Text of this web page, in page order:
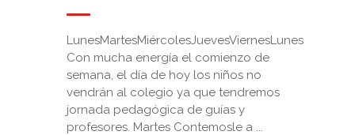
LunesMartesMiércolesJuevesViernesLunes
Con mucha energía el comienzo de
semana, el día de hoy los niños no
vendrán al colegio ya que tendremos
jornada pedagógica de guías y
profesores. Martes Contemosle a ...